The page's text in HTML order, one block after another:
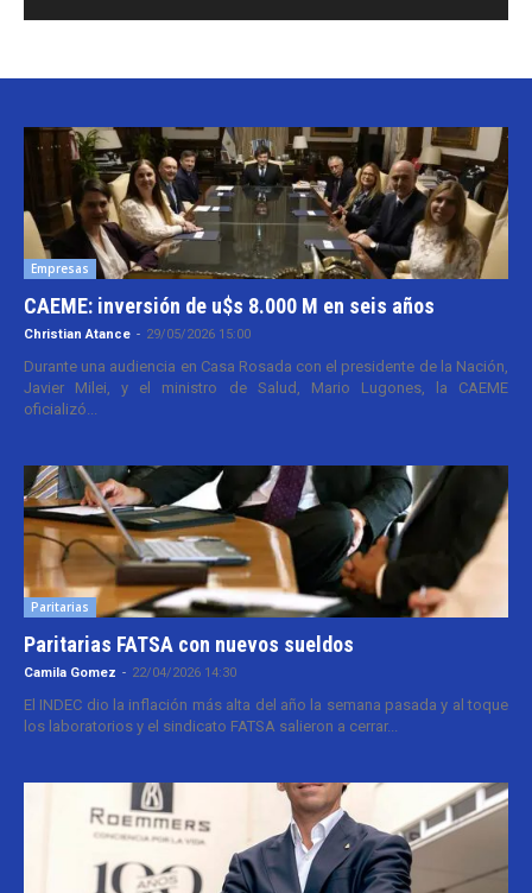
Empresas
CAEME: inversión de u$s 8.000 M en seis años
Christian Atance - 29/05/2026 15:00
Durante una audiencia en Casa Rosada con el presidente de la Nación,
Javier Milei, y el ministro de Salud, Mario Lugones, la CAEME
oficializó...
Paritarias
Paritarias FATSA con nuevos sueldos
Camila Gomez - 22/04/2026 14:30
El INDEC dio la inflación más alta del año la semana pasada y al toque
los laboratorios y el sindicato FATSA salieron a cerrar...